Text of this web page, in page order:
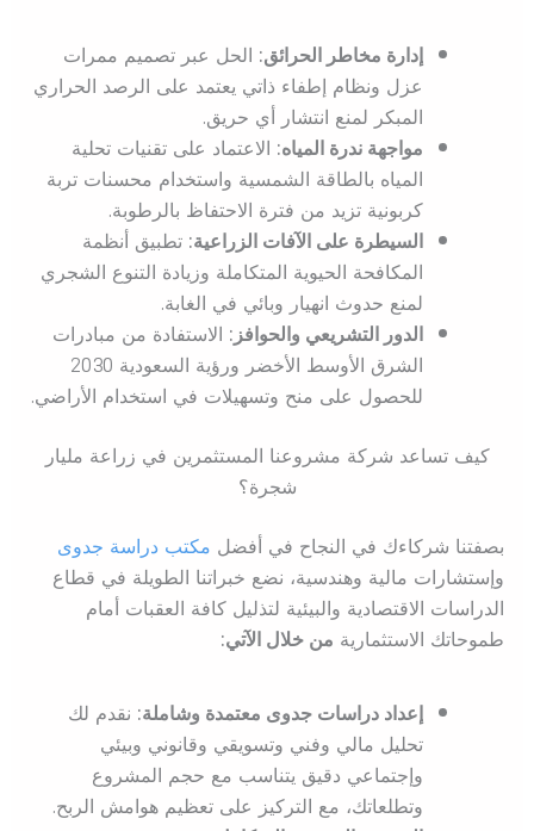
إدارة مخاطر الحرائق:الحل عبر تصميم ممرات
عزل ونظام إطفاء ذاتي يعتمد على الرصد الحراري
المبكر لمنع انتشار أي حريق.
مواجهة ندرة المياه:الاعتماد على تقنيات تحلية
المياه بالطاقة الشمسية واستخدام محسنات تربة
كربونية تزيد من فترة الاحتفاظ بالرطوبة.
السيطرة على الآفات الزراعية:تطبيق أنظمة
المكافحة الحيوية المتكاملة وزيادة التنوع الشجري
لمنع حدوث انهيار وبائي في الغابة.
الدور التشريعي والحوافز:الاستفادة من مبادرات
الشرق الأوسط الأخضر ورؤية السعودية 2030
للحصول على منح وتسهيلات في استخدام الأراضي.
كيف تساعد شركة مشروعنا المستثمرين في زراعة مليار
شجرة؟
بصفتنا شركاءك في النجاح في أفضل مكتب دراسة جدوى
وإستشارات مالية وهندسية، نضع خبراتنا الطويلة في قطاع
الدراسات الاقتصادية والبيئية لتذليل كافة العقبات أمام
طموحاتك الاستثمارية من خلال الآتي:
إعداد دراسات جدوى معتمدة وشاملة:نقدم لك
تحليل مالي وفني وتسويقي وقانوني وبيئي
وإجتماعي دقيق يتناسب مع حجم المشروع
وتطلعاتك، مع التركيز على تعظيم هوامش الربح.